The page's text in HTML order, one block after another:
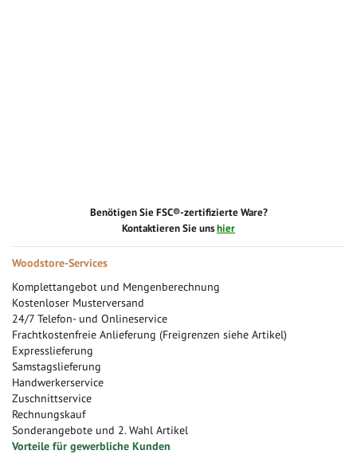
Benötigen Sie FSC®-zertifizierte Ware?
Kontaktieren Sie unshier
Woodstore-Services
Komplettangebot und Mengenberechnung
Kostenloser Musterversand
24/7 Telefon- und Onlineservice
Frachtkostenfreie Anlieferung (Freigrenzen siehe Artikel)
Expresslieferung
Samstagslieferung
Handwerkerservice
Zuschnittservice
Rechnungskauf
Sonderangebote und 2. Wahl Artikel
Vorteile für gewerbliche Kunden